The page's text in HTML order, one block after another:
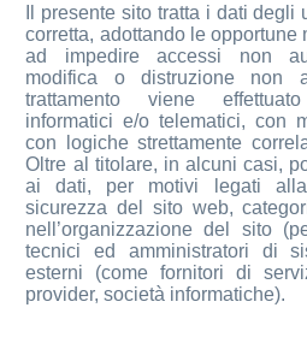
Il presente sito tratta i dati
corretta, adottando le opportune
ad impedire accessi non
modifica o distruzione non
trattamento viene
informatici e/o telematici, con
con logiche strettamente
Oltre al titolare, in alcuni casi,
ai dati, per motivi legati
sicurezza del sito web,
nell’organizzazione del sito
tecnici ed amministratori di
esterni (come fornitori di
provider, società informatiche).